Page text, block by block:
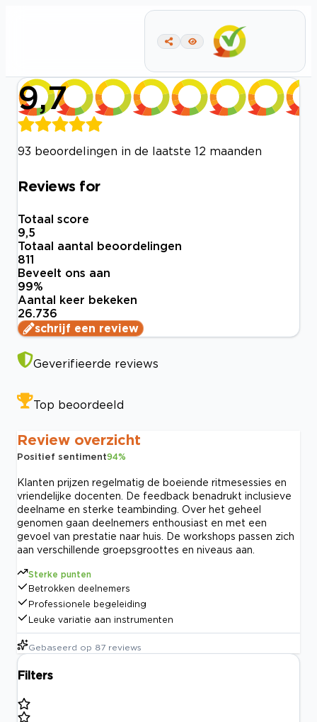
9,7
93 beoordelingen in de laatste 12 maanden
Reviews for
Totaal score
9,5
Totaal aantal beoordelingen
811
Beveelt ons aan
99%
Aantal keer bekeken
26.736
schrijf een review
Geverifieerde reviews
Top beoordeeld
Review overzicht
Positief sentiment94%
Klanten prijzen regelmatig de boeiende ritmesessies en
vriendelijke docenten. De feedback benadrukt inclusieve
deelname en sterke teambinding. Over het geheel
genomen gaan deelnemers enthousiast en met een
gevoel van prestatie naar huis. De workshops passen zich
aan verschillende groepsgroottes en niveaus aan.
Sterke punten
Betrokken deelnemers
Professionele begeleiding
Leuke variatie aan instrumenten
Gebaseerd op 87 reviews
Filters